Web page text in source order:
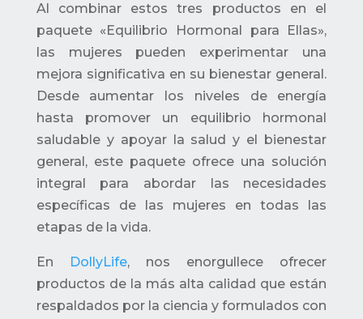
Al combinar estos tres productos en el
paquete «Equilibrio Hormonal para Ellas»,
las mujeres pueden experimentar una
mejora significativa en su bienestar general.
Desde aumentar los niveles de energía
hasta promover un equilibrio hormonal
saludable y apoyar la salud y el bienestar
general, este paquete ofrece una solución
integral para abordar las necesidades
específicas de las mujeres en todas las
etapas de la vida.
En DollyLife, nos enorgullece ofrecer
productos de la más alta calidad que están
respaldados por la ciencia y formulados con